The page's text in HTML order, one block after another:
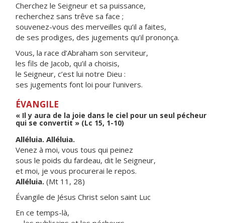
Cherchez le Seigneur et sa puissance,
recherchez sans trêve sa face ;
souvenez-vous des merveilles qu’il a faites,
de ses prodiges, des jugements qu’il prononça.
Vous, la race d’Abraham son serviteur,
les fils de Jacob, qu’il a choisis,
le Seigneur, c’est lui notre Dieu :
ses jugements font loi pour l’univers.
ÉVANGILE
« Il y aura de la joie dans le ciel pour un seul pécheur
qui se convertit » (Lc 15, 1-10)
Alléluia. Alléluia.
Venez à moi, vous tous qui peinez
sous le poids du fardeau, dit le Seigneur,
et moi, je vous procurerai le repos.
Alléluia. (Mt 11, 28)
Évangile de Jésus Christ selon saint Luc
En ce temps-là,